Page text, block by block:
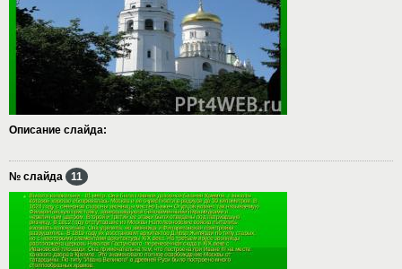
Описание слайда:
№ слайда 11